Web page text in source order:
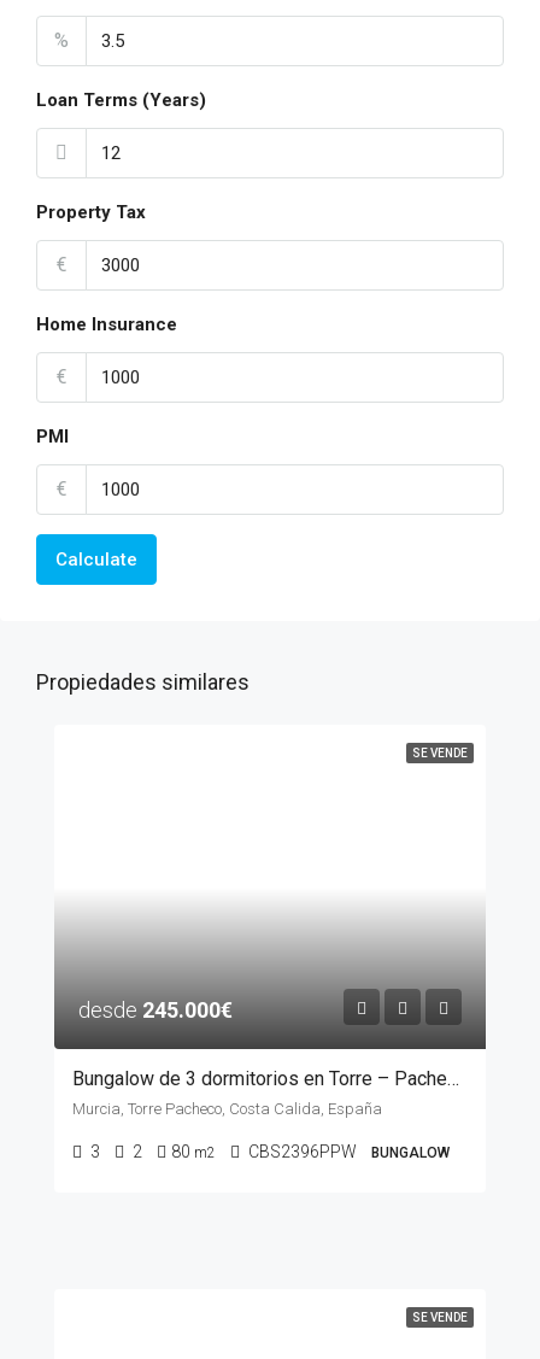
%
Loan Terms (Years)
Property Tax
€
Home Insurance
€
PMI
€
Calculate
Propiedades similares
SE VENDE
desde 245.000€
Bungalow de 3 dormitorios en Torre – Pacheco, MURCIA
Murcia, Torre Pacheco, Costa Calida, España
3 2 80 m2 CBS2396PPW BUNGALOW
SE VENDE